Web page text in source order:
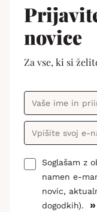
novice
Za vse, ki si
Soglašam z
namen e-
novic,
dogodkih).
»